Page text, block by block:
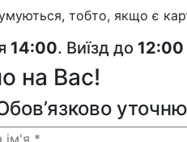
тобто, якщо є
14:00. Виїзд до 12:00
на Вас!